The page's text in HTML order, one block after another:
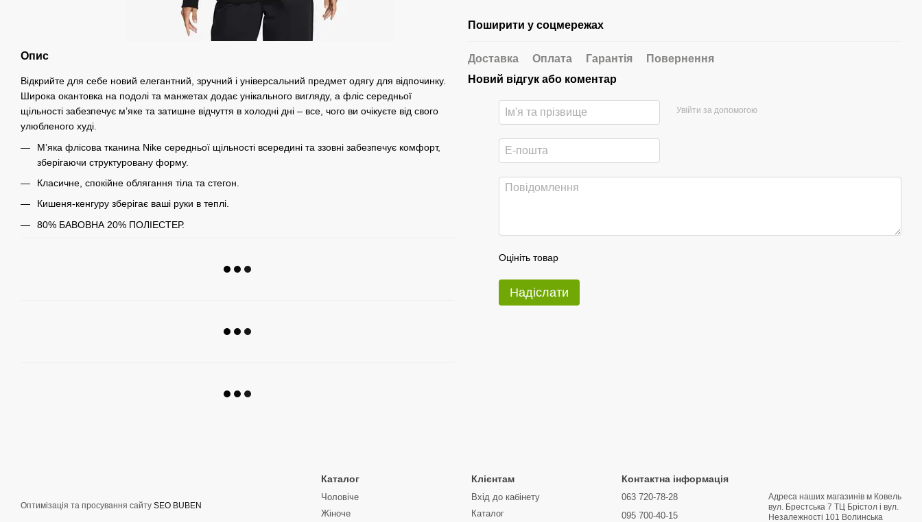
Опис
Відкрийте для себе новий елегантний, зручний і універсальний предмет одягу для відпочинку.
Широка окантовка на подолі та манжетах додає унікального вигляду, а фліс середньої
щільності забезпечує м’яке та затишне відчуття в холодні дні – все, чого ви очікуєте від свого
улюбленого худі.
М’яка флісова тканина Nike середньої щільності всередині та ззовні забезпечує комфорт,
зберігаючи структуровану форму.
Класичне, спокійне облягання тіла та стегон.
Кишеня-кенгуру зберігає ваші руки в теплі.
80% БАВОВНА 20% ПОЛІЕСТЕР.
Поширити у соцмережах
Доставка Оплата Гарантія
Повернення
Новий відгук або коментар
Увійти за допомогою
Оцініть товар
Надіслати
Оптимізація та просування сайту SEO BUBEN
Каталог
Чоловіче
Жіноче
Клієнтам
Вхід до кабінету
Каталог
Контактна інформація
063 720-78-28
095 700-40-15
Адреса наших магазинів м Ковель
вул. Брестська 7 ТЦ Брістол і вул.
Hезалежності 101 Волинська